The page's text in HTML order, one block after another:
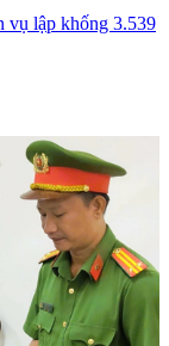
vụ lập khống 3.539